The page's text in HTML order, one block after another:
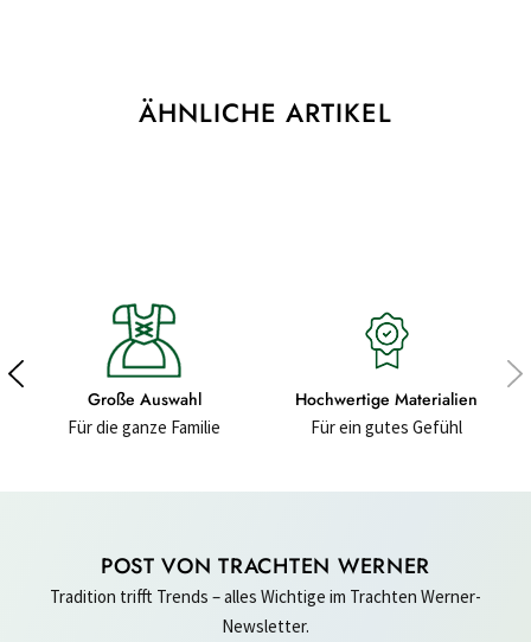
ÄHNLICHE ARTIKEL
Große Auswahl
Für die ganze Familie
Hochwertige Materialien
Für ein gutes Gefühl
POST VON TRACHTEN WERNER
Tradition trifft Trends – alles Wichtige im Trachten Werner-
Newsletter.